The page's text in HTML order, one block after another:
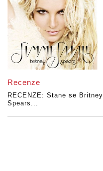
Recenze
RECENZE: Stane se Britney
Spears...